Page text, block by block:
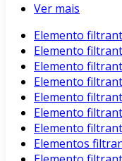
Ver mais
Elemento
Elemento
Elemento
Elemento
Elemento
Elemento
Elemento
Elementos